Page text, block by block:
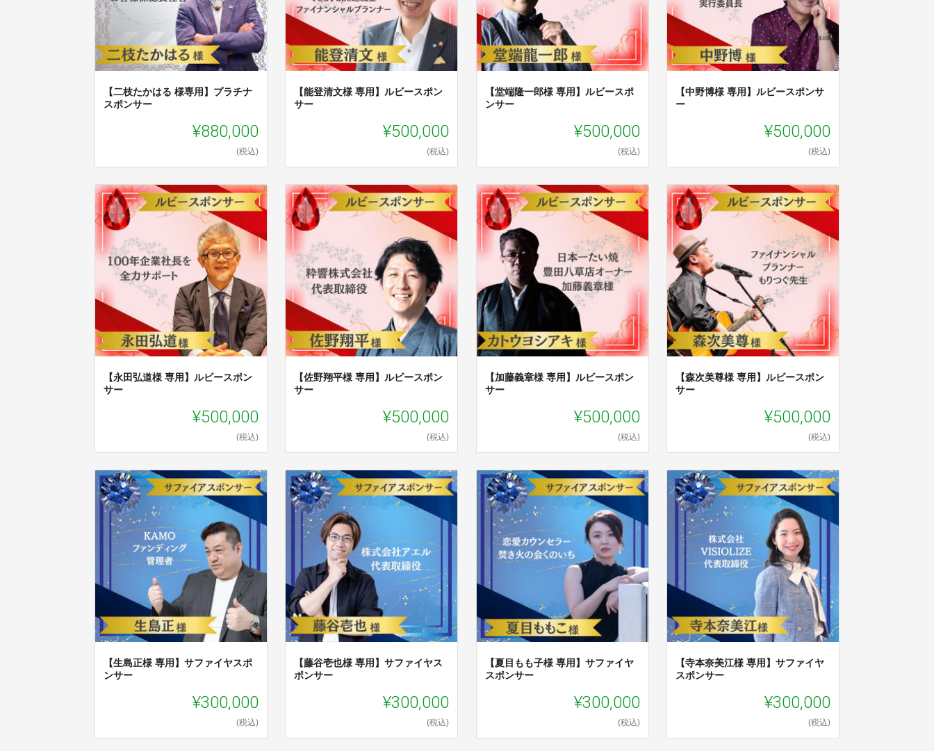
【二枝たかはる 様専用】プラチナ
スポンサー
¥880,000
(税込)
【能登清文様 専用】ルビースポン
サー
¥500,000
(税込)
【堂端隆一郎様 専用】ルビースポ
ンサー
¥500,000
(税込)
【中野博様 専用】ルビースポンサ
ー
¥500,000
(税込)
【永田弘道様 専用】ルビースポン
サー
¥500,000
(税込)
【佐野翔平様 専用】ルビースポン
サー
¥500,000
(税込)
【加藤義章様 専用】ルビースポン
サー
¥500,000
(税込)
【森次美尊様 専用】ルビースポン
サー
¥500,000
(税込)
【生島正様 専用】サファイヤスポ
ンサー
¥300,000
(税込)
【藤谷壱也様 専用】サファイヤス
ポンサー
¥300,000
(税込)
【夏目もも子様 専用】サファイヤ
スポンサー
¥300,000
(税込)
【寺本奈美江様 専用】サファイヤ
スポンサー
¥300,000
(税込)